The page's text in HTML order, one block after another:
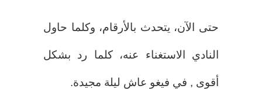
حتى الآن، يتحدث بالأرقام، وكلما حاول
النادي الاستغناء عنه، كلما رد بشكل
أقوى , في فيغو عاش ليلة مجيدة.